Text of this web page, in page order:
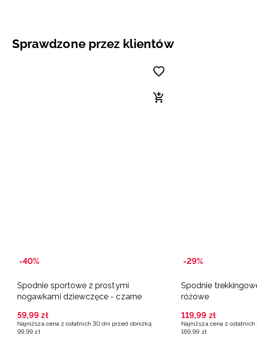
Sprawdzone przez klientów
-40%
Spodnie sportowe z prostymi
nogawkami dziewczęce - czarne
59,99 zł
Najniższa cena z ostatnich 30 dni przed obniżką
99,99 zł
-29%
Spodnie
różowe
119,99 zł
Najniższa cena z
169,99 zł